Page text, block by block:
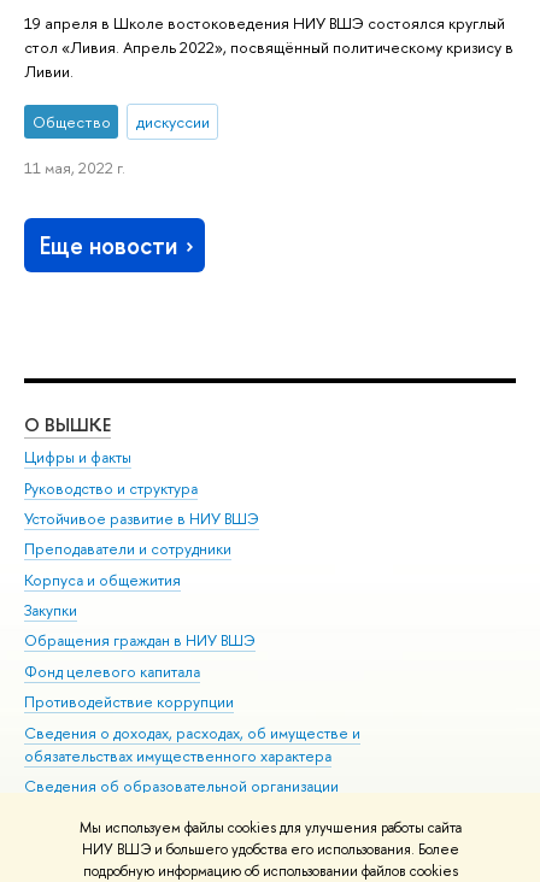
Мы используем файлы cookies для улучшения работы сайта
НИУ ВШЭ и большего удобства его использования. Более
подробную информацию об использовании файлов cookies
19 апреля в Школе востоковедения НИУ ВШЭ состоялся круглый
стол «Ливия. Апрель 2022», посвящённый политическому кризису в
Ливии.
Общество дискуссии
11 мая, 2022 г.
Еще новости
О ВЫШКЕ
Цифры и факты
Руководство и структура
Устойчивое развитие в НИУ ВШЭ
Преподаватели и сотрудники
Корпуса и общежития
Закупки
Обращения граждан в НИУ ВШЭ
Фонд целевого капитала
Противодействие коррупции
Сведения о доходах, расходах, об имуществе и
обязательствах имущественного характера
Сведения об образовательной организации
Людям с ограниченными возможностями здоровья
Единая платежная страница
Работа в Вышке